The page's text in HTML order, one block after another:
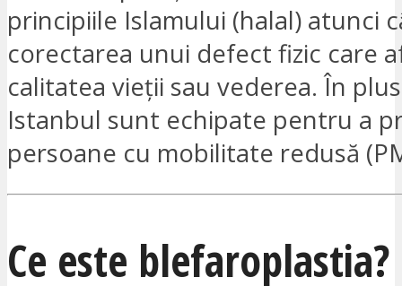
principiile Islamului (halal) atunci
corectarea unui defect fizic care
calitatea vieții sau vederea. În
Istanbul sunt echipate pentru a
persoane cu mobilitate redusă
Ce este blefaroplastia?